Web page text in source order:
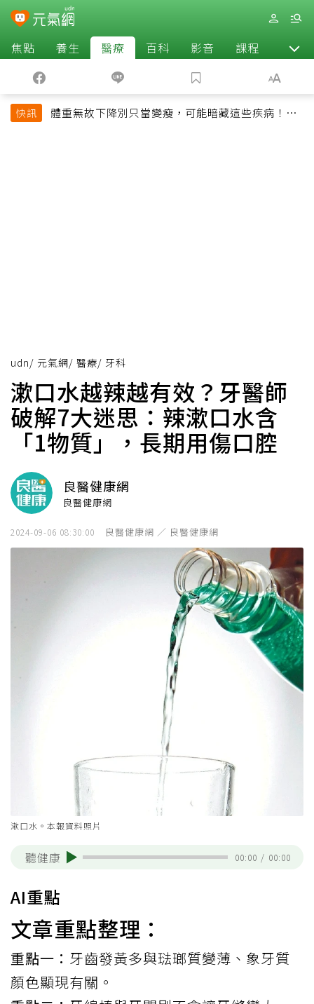
焦點 養生 醫療 百科 影音 課程 退休
快訊
體重無故下降別只當變瘦，可能暗藏這些疾病！醫
udn/ 元氣網/ 醫療/ 牙科
漱口水越辣越有效？牙醫師
破解7大迷思：辣漱口水含
「1物質」，長期用傷口腔
良醫健康網
良醫健康網
2024-09-06 08:30:00 良醫健康網 ／ 良醫健康網
漱口水。本報資料照片
聽健康 00:00 / 00:00
AI重點
文章重點整理：
重點一： 牙齒發黃多與琺瑯質變薄、象牙質
顏色顯現有關。